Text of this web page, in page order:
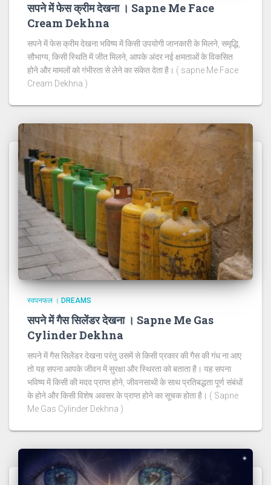
सपने में फेस क्रीम देखना । Sapne Me Face
Cream Dekhna
सपने में फेस क्रीम देखना भविष्य में किसी उपयोगी जानकारी के मिलने, समृद्धि,
सौभाग्य, किसी स्थिति में जीत मिलने, आपके अंदर नई क्षमताओं के विकसित
होने और मामलों को गंभीरता से लेने का संकेत देता है। ( sapne Me Face
Cream Dekhna )
स्वपनफल । DREAMS
सपने में गैस सिलेंडर देखना । Sapne Me Gas
Cylinder Dekhna
सपने में गैस सिलेंडर देखना परंतु उसमें से किसी प्रकार की गैस की गंध ना आए
तो यह सपना आपके जीवन में सुरक्षा और स्थिरता को बताता है। यह सपना
भविष्य में किसी की मदद प्राप्त होने, जीवनसाथी के साथ प्रतिबद्धता पूर्ण संबंधों
के होने और किसी विशेष अवसर के प्राप्त होने का सूचक होता है। ( Sapne
Me Gas Cylinder Dekhna )